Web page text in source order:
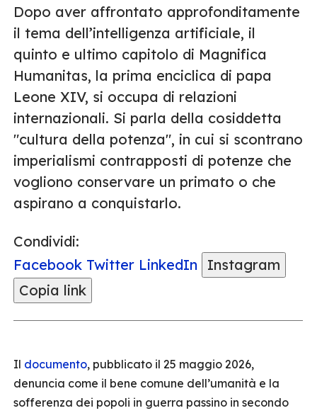
Dopo aver affrontato approfonditamente
il tema dell’intelligenza artificiale, il
quinto e ultimo capitolo di Magnifica
Humanitas, la prima enciclica di papa
Leone XIV, si occupa di relazioni
internazionali. Si parla della cosiddetta
"cultura della potenza", in cui si scontrano
imperialismi contrapposti di potenze che
vogliono conservare un primato o che
aspirano a conquistarlo.
Condividi:
Facebook Twitter LinkedIn
Instagram
Copia link
Il documento, pubblicato il 25 maggio 2026,
denuncia come il bene comune dell’umanità e la
sofferenza dei popoli in guerra passino in secondo